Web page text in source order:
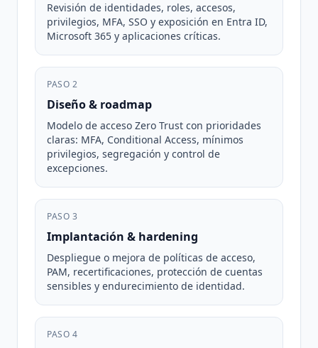
Revisión de identidades, roles, accesos,
privilegios, MFA, SSO y exposición en Entra ID,
Microsoft 365 y aplicaciones críticas.
PASO 2
Diseño & roadmap
Modelo de acceso Zero Trust con prioridades
claras: MFA, Conditional Access, mínimos
privilegios, segregación y control de
excepciones.
PASO 3
Implantación & hardening
Despliegue o mejora de políticas de acceso,
PAM, recertificaciones, protección de cuentas
sensibles y endurecimiento de identidad.
PASO 4